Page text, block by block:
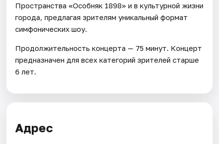
Пространства «Особняк 1898» и в культурной жизни
города, предлагая зрителям уникальный формат
симфонических шоу.
Продолжительность концерта — 75 минут. Концерт
предназначен для всех категорий зрителей старше
6 лет.
Адрес